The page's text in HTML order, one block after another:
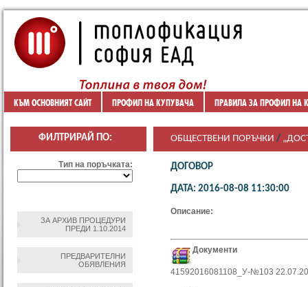
КЪМ ОСНОВНИЯТ САЙТ ПРОФИЛ НА КУПУВАЧА ПРАВИЛА ЗА ПРОФИЛ НА
ФИЛТРИРАЙ ПО:
Тип на поръчката:
ЗА АРХИВ ПРОЦЕДУРИ
ПРЕДИ 1.10.2014
ПРЕДВАРИТЕЛНИ
ОБЯВЛЕНИЯ
ОБЩЕСТВЕНИ ПОРЪЧКИ /
ДОГОВОР
ДАТА: 2016-08-08 11:30:00
Описание:
Документи
41592016081108_У-№103